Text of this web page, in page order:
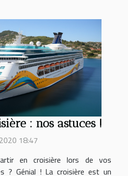
: nos astuces !
18:47
en croisière lors de vos
? Génial ! La croisière est un